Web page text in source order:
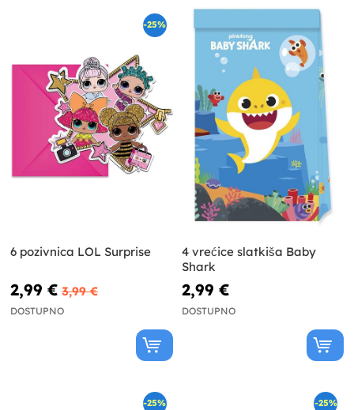
-25%
6 pozivnica LOL Surprise
2,99 € 3,99 €
DOSTUPNO
4 vrećice slatkiša Baby
Shark
2,99 €
DOSTUPNO
-25% -25%